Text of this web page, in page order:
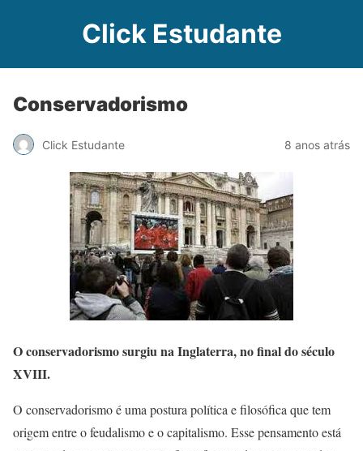
Click Estudante
Conservadorismo
Click Estudante 8 anos atrás
O conservadorismo surgiu na Inglaterra, no final do século
XVIII.
O conservadorismo é uma postura política e filosófica que tem
origem entre o feudalismo e o capitalismo. Esse pensamento está